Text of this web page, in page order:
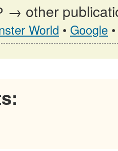
other
World • Google